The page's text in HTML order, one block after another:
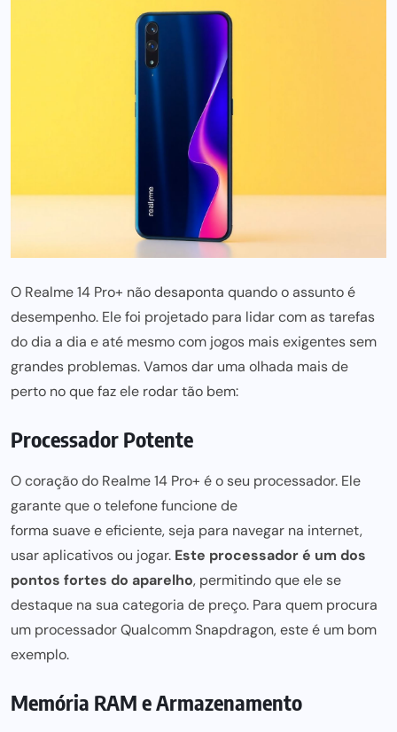
O Realme 14 Pro+ não desaponta quando o assunto é
desempenho. Ele foi projetado para lidar com as tarefas
do dia a dia e até mesmo com jogos mais exigentes sem
grandes problemas. Vamos dar uma olhada mais de
perto no que faz ele rodar tão bem:
Processador Potente
O coração do Realme 14 Pro+ é o seu processador. Ele
garante que o telefone funcione de
forma suave e eficiente,seja para navegar na internet,
usar aplicativos ou jogar. Este processador é um dos
pontos fortes do aparelho, permitindo que ele se
destaque na sua categoria de preço. Para quem procura
um processador Qualcomm Snapdragon, este é um bom
exemplo.
Memória RAM e Armazenamento